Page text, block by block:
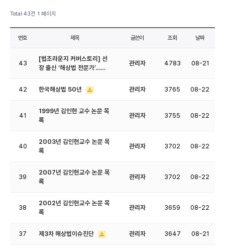
Total 43건 1 페이지
번호 제목 글쓴이 조회 날짜
43
[법조라운지 커버스토리] 선
장 출신 ‘해상법 전문가’……
관리자 4783 08-21
42 한국해상법 50년 관리자 3765 08-22
41
1999년 김인현 교수 논문 목
록
관리자 3755 08-22
40
2003년 김인현교수 논문 목
록
관리자 3702 08-22
39
2007년 김인현교수 논문 목
록
관리자 3702 08-22
38
2002년 김인현교수 논문 목
록
관리자 3659 08-22
37 제3차 해상법이슈진단 관리자 3647 08-21